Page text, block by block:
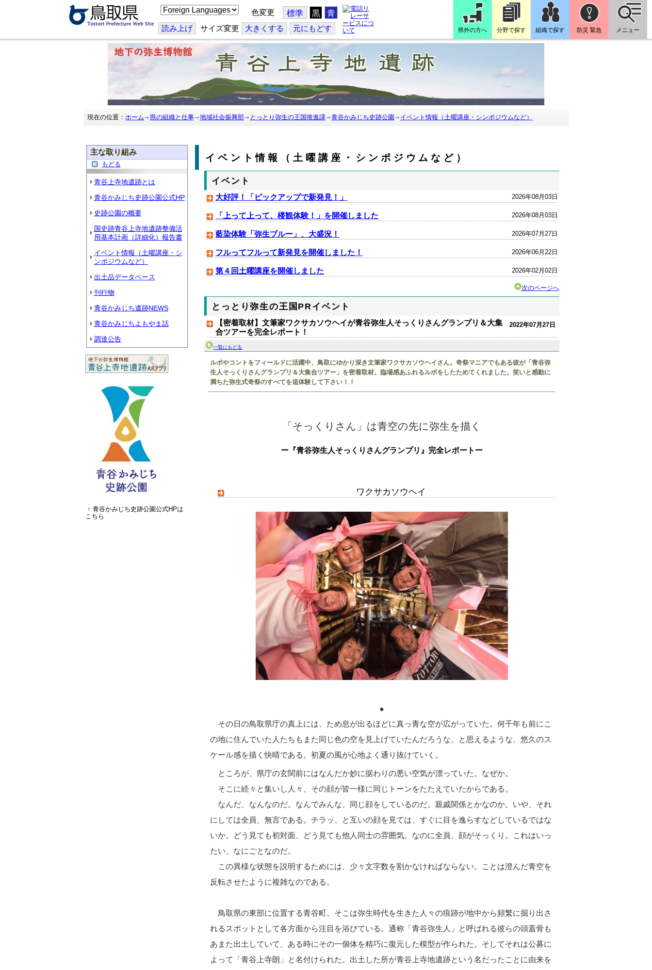
こ
の
ジ
を
翻
訳
色変更 標準 黒 青
読み上げ サイズ変更 大きくする 元にもどす 県外の方へ 分野で探す 組織で探す 防災 緊急 メニュー
現在の位置： ホーム 県の組織と仕事 地域社会振興部 とっとり弥生の王国推進課 青谷かみじち史跡公園 イベント情報（土曜講座・シンポジウムなど）
主な取り組み
もどる
青谷上寺地遺跡とは
青谷かみじち史跡公園公式HP
史跡公園の概要
国史跡青谷上寺地遺跡整備活
用基本計画（詳細化）報告書
イベント情報（土曜講座・シ
ンポジウムなど）
出土品データベース
刊行物
青谷かみじち遺跡NEWS
青谷かみじちよもやま話
調達公告
↑ 青谷かみじち史跡公園公式HPは
こちら
イベント情報（土曜講座・シンポジウムなど）
イベント
2026年08月03日
大好評！「ピックアップで新発見！」
2026年08月03日
「上って上って、楼観体験！」を開催しました
2026年07月27日
藍染体験「弥生ブルー」、大盛況！
2026年06月22日
フルってフルって新発見を開催しました！
2026年02月02日
第４回土曜講座を開催しました
次のページへ
とっとり弥生の王国PRイベント
2022年07月27日
【密着取材】文筆家ワクサカソウヘイが青谷弥生人そっくりさんグランプリ＆大集
合ツアーを完全レポート！
一覧にもどる
ルポやコントをフィールドに活躍中、鳥取にゆかり深き文筆家ワクサカソウヘイさん。奇祭マニアでもある彼が「青谷弥
生人そっくりさんグランプリ＆大集合ツアー」を密着取材。臨場感あふれるルポをしたためてくれました。笑いと感動に
満ちた弥生式奇祭のすべてを追体験して下さい！！
「そっくりさん」は青空の先に弥生を描く
ー『青谷弥生人そっくりさんグランプリ』完全レポートー
ワクサカソウヘイ
●
その日の鳥取県庁の真上には、ため息が出るほどに真っ青な空が広がっていた。何千年も前にこ
の地に住んでいた人たちもまた同じ色の空を見上げていたんだろうな、と思えるような、悠久のス
ケール感を描く快晴である。初夏の風が心地よく通り抜けていく。
ところが、県庁の玄関前にはなんだか妙に据わりの悪い空気が漂っていた。なぜか。
そこに続々と集いし人々、その顔が皆一様に同じトーンをたたえていたからである。
なんだ、なんなのだ。なんでみんな、同じ顔をしているのだ。親戚関係とかなのか。いや、それ
にしては全員、無言である。チラッ、と互いの顔を見ては、すぐに目を逸らすなどしているではな
いか。どう見ても初対面、どう見ても他人同士の雰囲気。なのに全員、顔がそっくり。これはいっ
たい、なにごとなのだ。
この異様な状態を説明するためには、少々文字数を割かなければならない。ことは澄んだ青空を
反転させたように複雑なのである。
鳥取県の東部に位置する青谷町。そこは弥生時代を生きた人々の痕跡が地中から頻繁に掘り出さ
れるスポットとして各方面から注目を浴びている。通称「青谷弥生人」と呼ばれる彼らの頭蓋骨も
あまた出土していて、ある時にその一個体を精巧に復元した模型が作られた。そしてそれは公募に
よって「青谷上寺朗」と名付けられた。出土した所が青谷上寺地遺跡という名だったことに由来を